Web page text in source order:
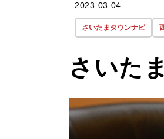
2023.03.04
さいたまタウンナビ
さいた